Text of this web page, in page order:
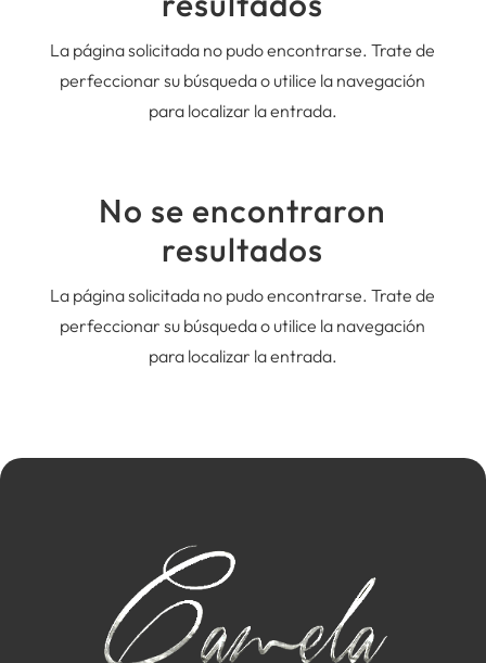
La página solicitada no pudo encontrarse. Trate de
perfeccionar su búsqueda o utilice la navegación
para localizar la entrada.
No se encontraron
resultados
La página solicitada no pudo encontrarse. Trate de
perfeccionar su búsqueda o utilice la navegación
para localizar la entrada.